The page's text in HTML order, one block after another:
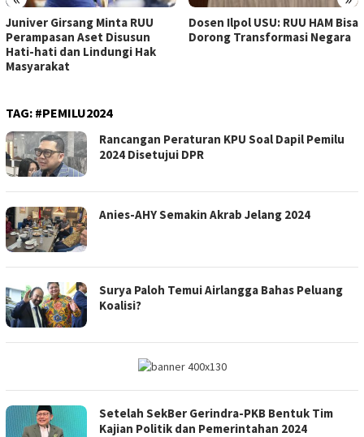
Juniver Girsang Minta RUU
Perampasan Aset Disusun
Hati-hati dan Lindungi Hak
Masyarakat
Dosen Ilpol USU: RUU HAM Bisa
Dorong Transformasi Negara
TAG: #PEMILU2024
Rancangan Peraturan KPU Soal Dapil Pemilu
2024 Disetujui DPR
Anies-AHY Semakin Akrab Jelang 2024
Surya Paloh Temui Airlangga Bahas Peluang
Koalisi?
Setelah SekBer Gerindra-PKB Bentuk Tim
Kajian Politik dan Pemerintahan 2024